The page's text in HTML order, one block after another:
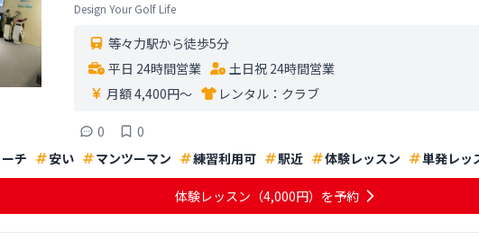
Design Your Golf Life
等々力駅から徒歩5分
平日 24時間営業
土日祝 24時間営業
月額 4,400円〜
レンタル： クラブ
0
0
チ 安い マンツーマン 練習利用可 駅近 体験レッスン 単発レッ
体験レッスン （4,000円） を予約